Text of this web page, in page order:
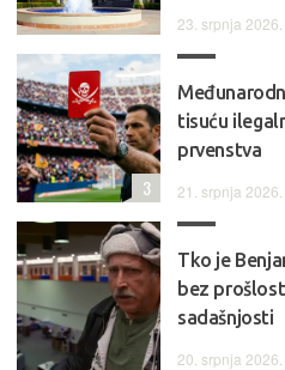
23. srpnja 2026.
tisuću
prvenstva
21. srpnja 2026.
3
Tko je
bez
sadašnjosti
20. srpnja 2026.